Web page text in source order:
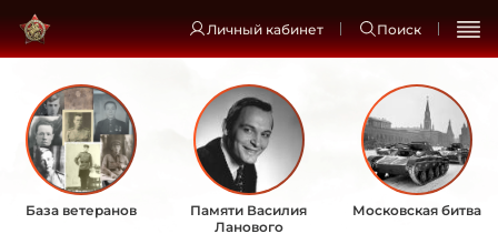
Личный кабинет Поиск
База ветеранов
Памяти Василия
Ланового
Московская битва